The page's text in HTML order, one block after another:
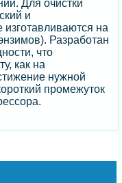
Для очистки
и
на
Разработан
что
как на
нужной
промежуток